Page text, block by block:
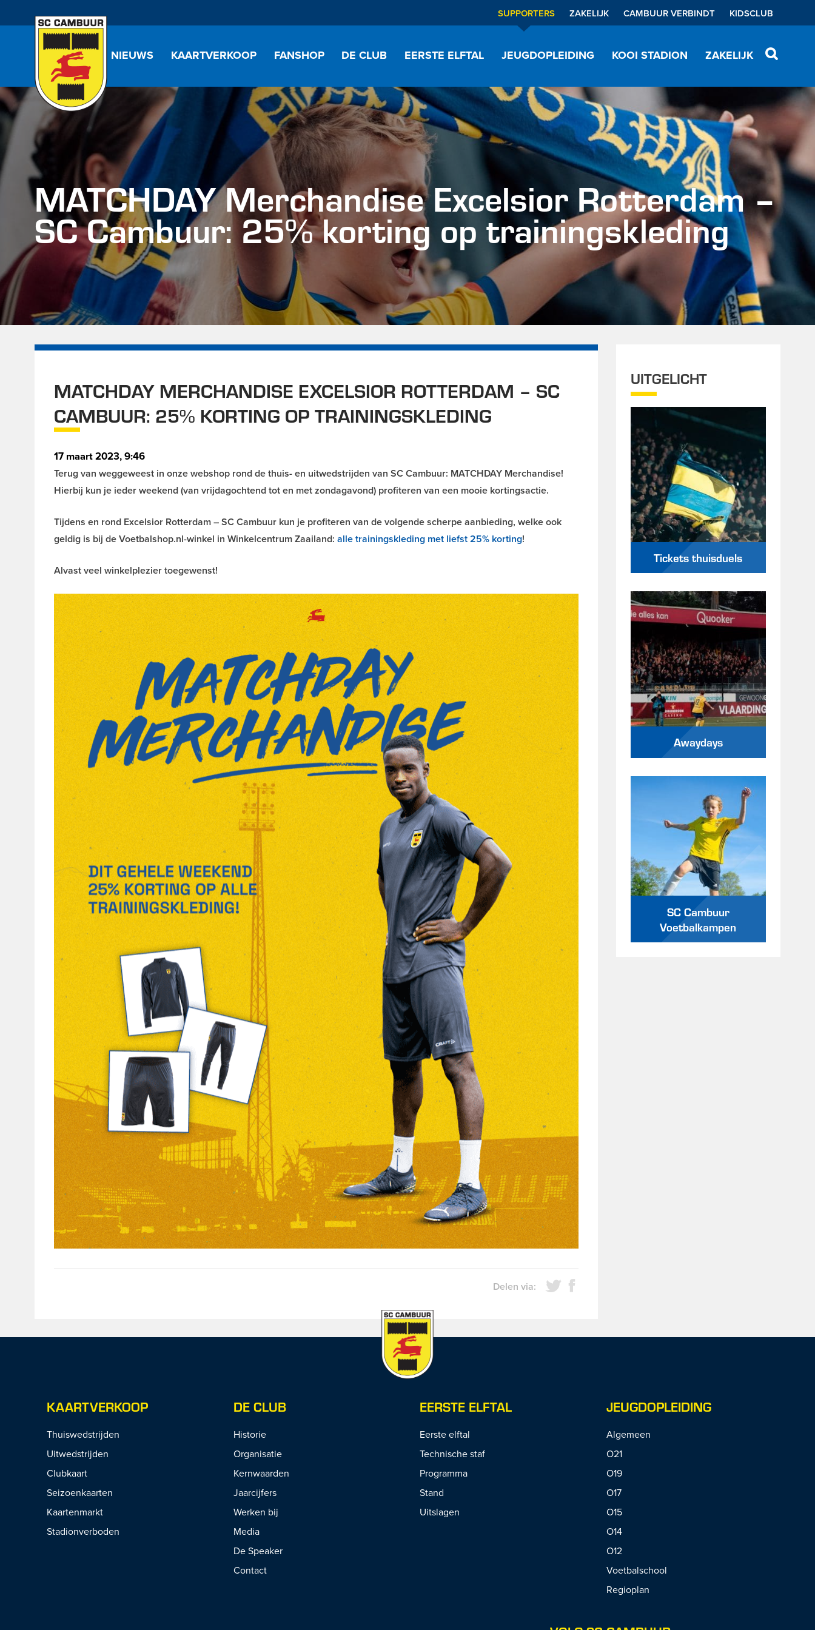
SUPPORTERS ZAKELIJK CAMBUUR VERBINDT KIDSCLUB
NIEUWS KAARTVERKOOP FANSHOP DE CLUB EERSTE ELFTAL JEUGDOPLEIDING KOOI STADION ZAKELIJK
MATCHDAY Merchandise Excelsior Rotterdam –
SC Cambuur: 25% korting op trainingskleding
MATCHDAY MERCHANDISE EXCELSIOR ROTTERDAM – SC
CAMBUUR: 25% KORTING OP TRAININGSKLEDING
17 maart 2023, 9:46
Terug van weggeweest in onze webshop rond de thuis- en uitwedstrijden van SC Cambuur: MATCHDAY Merchandise!
Hierbij kun je ieder weekend (van vrijdagochtend tot en met zondagavond) profiteren van een mooie kortingsactie.
Tijdens en rond Excelsior Rotterdam – SC Cambuur kun je profiteren van de volgende scherpe aanbieding, welke ook
geldig is bij de Voetbalshop.nl-winkel in Winkelcentrum Zaailand: alle trainingskleding met liefst 25% korting!
Alvast veel winkelplezier toegewenst!
Delen via:
UITGELICHT
Tickets thuisduels
Awaydays
SC Cambuur
Voetbalkampen
KAARTVERKOOP
Thuiswedstrijden
Uitwedstrijden
Clubkaart
Seizoenkaarten
Kaartenmarkt
Stadionverboden
DE CLUB
Historie
Organisatie
Kernwaarden
Jaarcijfers
Werken bij
Media
De Speaker
Contact
EERSTE ELFTAL
Eerste elftal
Technische staf
Programma
Stand
Uitslagen
JEUGDOPLEIDING
Algemeen
O21
O19
O17
O15
O14
O12
Voetbalschool
Regioplan